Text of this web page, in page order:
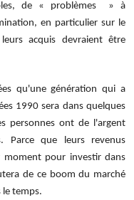
de « problèmes » à
en particulier sur le
acquis devraient être
qu'une génération qui a
1990 sera dans quelques
personnes ont de l'argent
Parce que leurs revenus
moment pour investir dans
de ce boom du marché
le temps.